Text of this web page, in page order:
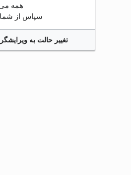
همه
سپاس از شما
تغییر حالت به